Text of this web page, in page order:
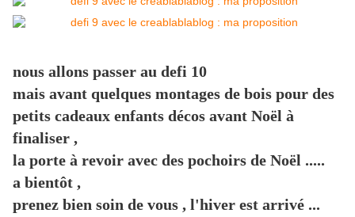
nous allons passer au defi 10
mais avant quelques montages de bois pour des
petits cadeaux enfants décos avant Noël à
finaliser ,
la porte à revoir avec des pochoirs de Noël .....
a bientôt ,
prenez bien soin de vous , l'hiver est arrivé ...